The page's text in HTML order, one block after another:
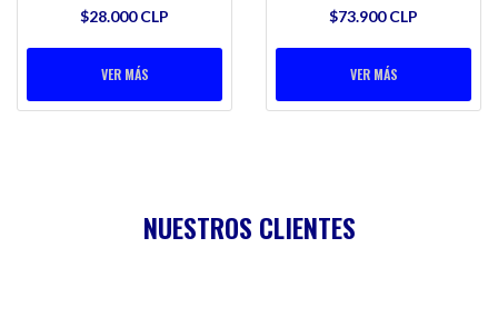
$28.000 CLP
VER MÁS
$73.900 CLP
VER MÁS
NUESTROS CLIENTES